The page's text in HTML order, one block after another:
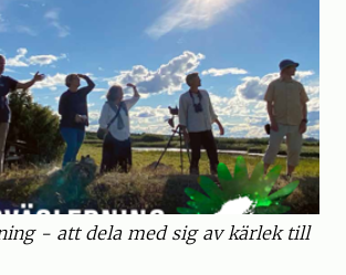
- att dela med sig av kärlek till